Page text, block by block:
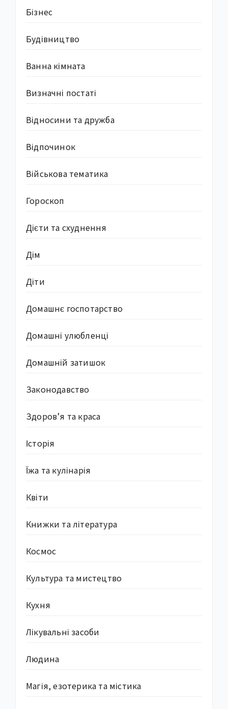
Бізнес
Будівництво
Ванна кімната
Визначні постаті
Відносини та дружба
Відпочинок
Військова тематика
Гороскоп
Дієти та схуднення
Дім
Діти
Домашнє госпотарство
Домашні улюбленці
Домашній затишок
Законодавство
Здоров’я та краса
Історія
Їжа та кулінарія
Квіти
Книжки та література
Космос
Культура та мистецтво
Кухня
Лікувальні засоби
Людина
Магія, езотерика та містика